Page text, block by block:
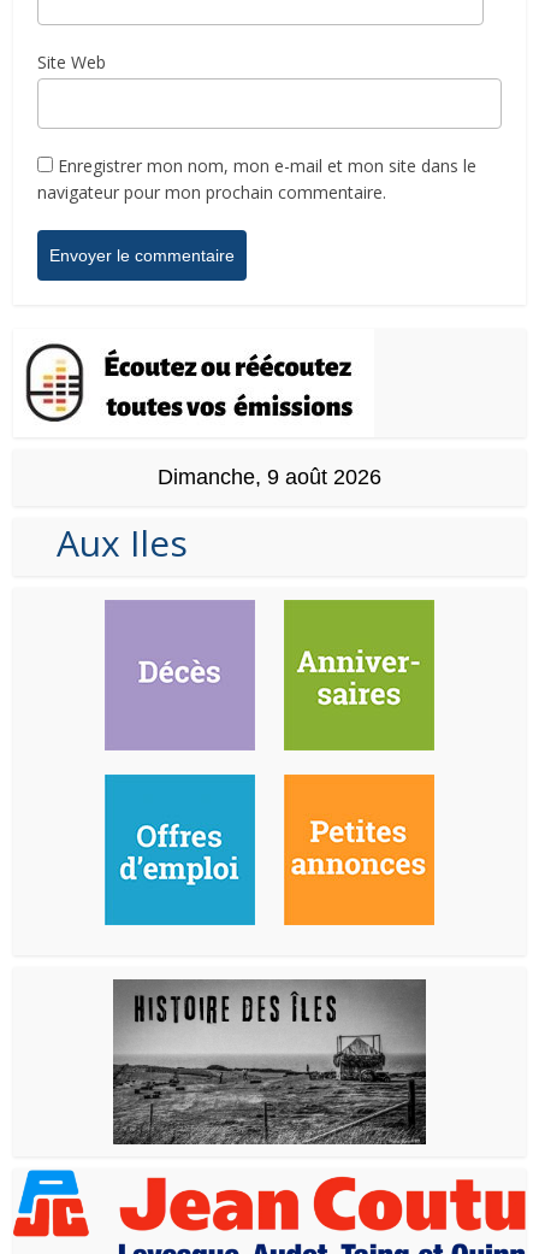
Site Web
Enregistrer mon nom, mon e-mail et mon site dans le
navigateur pour mon prochain commentaire.
Dimanche, 9 août 2026
Aux Iles